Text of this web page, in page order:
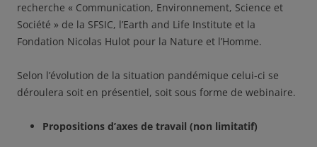
recherche « Communication, Environnement, Science et
Société » de la SFSIC, l’Earth and Life Institute et la
Fondation Nicolas Hulot pour la Nature et l’Homme.
Selon l’évolution de la situation pandémique celui-ci se
déroulera soit en présentiel, soit sous forme de webinaire.
Propositions d’axes de travail (non limitatif)